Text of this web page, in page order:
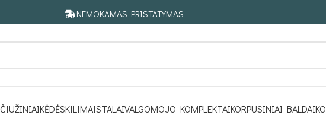
NEMOKAMAS PRISTATYMAS
ČIUŽINIAIKĖDĖSKILIMAISTALAIVALGOMOJO KOMPLEKTAIKORPUSINIAI BALDAI